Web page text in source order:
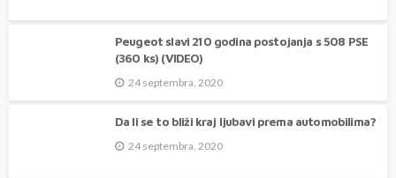
Peugeot slavi 210 godina postojanja s 508 PSE
(360 ks) (VIDEO)
24 septembra, 2020
Da li se to bliži kraj ljubavi prema automobilima?
24 septembra, 2020